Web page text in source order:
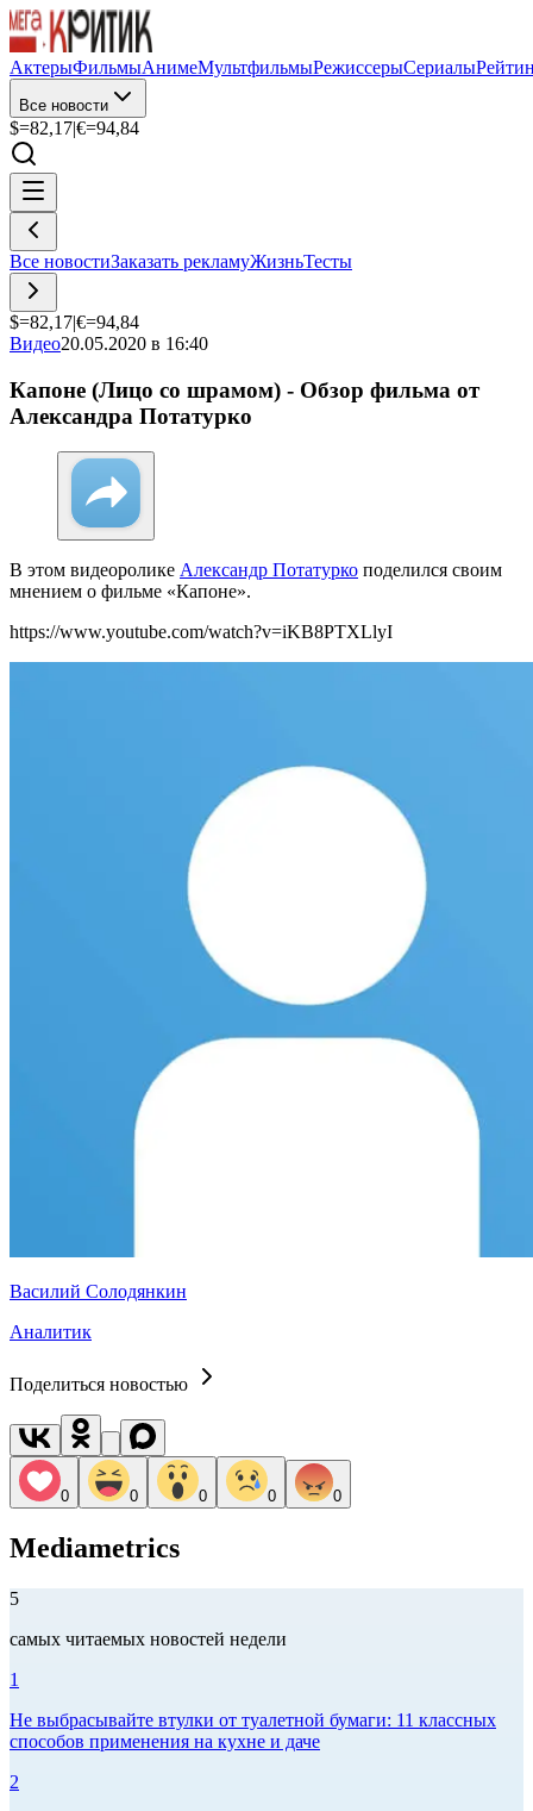
АктерыФильмыАнимеМультфильмыРежиссерыСериалы
Все новости
$=82,17|€=94,84
Все новостиЗаказать рекламуЖизньТесты
$=82,17|€=94,84
Видео20.05.2020 в 16:40
Капоне (Лицо со шрамом) - Обзор фильма от
Александра Потатурко
В этом видеоролике Александр Потатурко поделился своим
мнением о фильме «Капоне».
https://www.youtube.com/watch?v=iKB8PTXLlyI
Василий Солодянкин
Аналитик
Поделиться новостью
0 0 0 0 0
Mediametrics
5
самых читаемых новостей недели
1
Не выбрасывайте втулки от туалетной бумаги: 11 классных
способов применения на кухне и даче
2